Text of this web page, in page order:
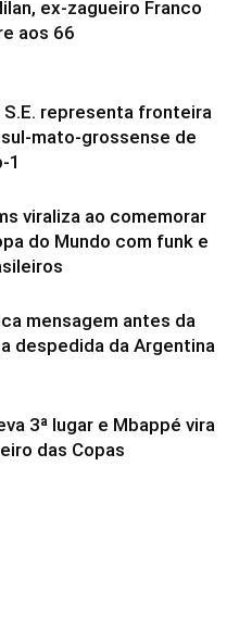
ex-zagueiro Franco
aos 66
S.E. representa fronteira
mato-grossense de
1
viraliza ao comemorar
do Mundo com funk e
mensagem antes da
despedida da Argentina
3ª lugar e Mbappé vira
das Copas